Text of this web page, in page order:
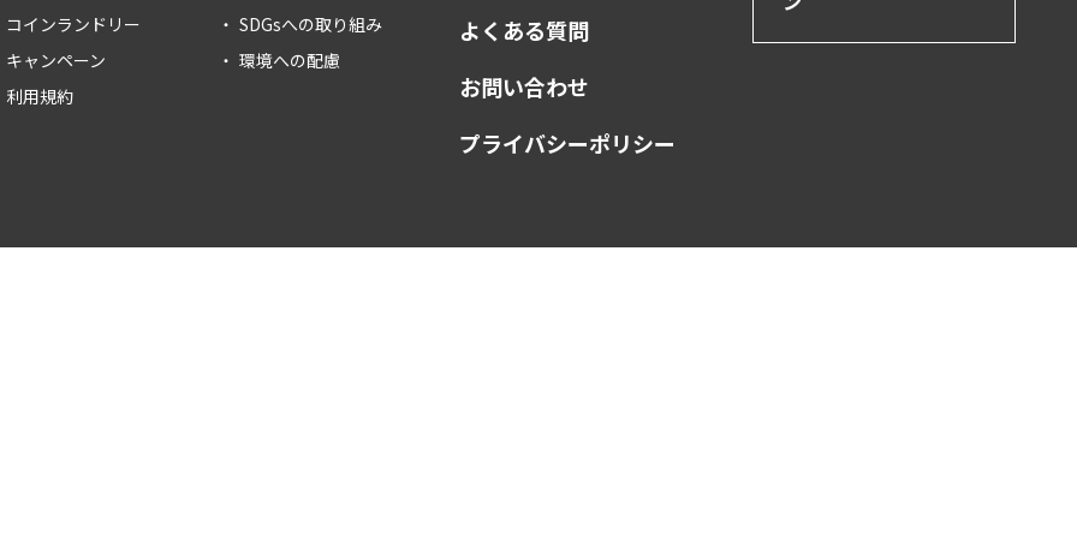
コインランドリー
キャンペーン
利用規約
SDGsへの取り組み
環境への配慮
よくある質問
お問い合わせ
プライバシーポリシー